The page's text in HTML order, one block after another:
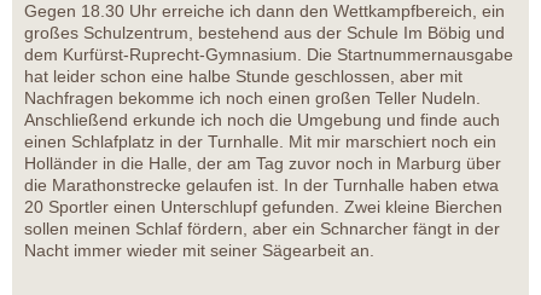
Gegen 18.30 Uhr erreiche ich dann den Wettkampfbereich, ein
großes Schulzentrum, bestehend aus der Schule Im Böbig und
dem Kurfürst-Ruprecht-Gymnasium. Die Startnummernausgabe
hat leider schon eine halbe Stunde geschlossen, aber mit
Nachfragen bekomme ich noch einen großen Teller Nudeln.
Anschließend erkunde ich noch die Umgebung und finde auch
einen Schlafplatz in der Turnhalle. Mit mir marschiert noch ein
Holländer in die Halle, der am Tag zuvor noch in Marburg über
die Marathonstrecke gelaufen ist. In der Turnhalle haben etwa
20 Sportler einen Unterschlupf gefunden. Zwei kleine Bierchen
sollen meinen Schlaf fördern, aber ein Schnarcher fängt in der
Nacht immer wieder mit seiner Sägearbeit an.